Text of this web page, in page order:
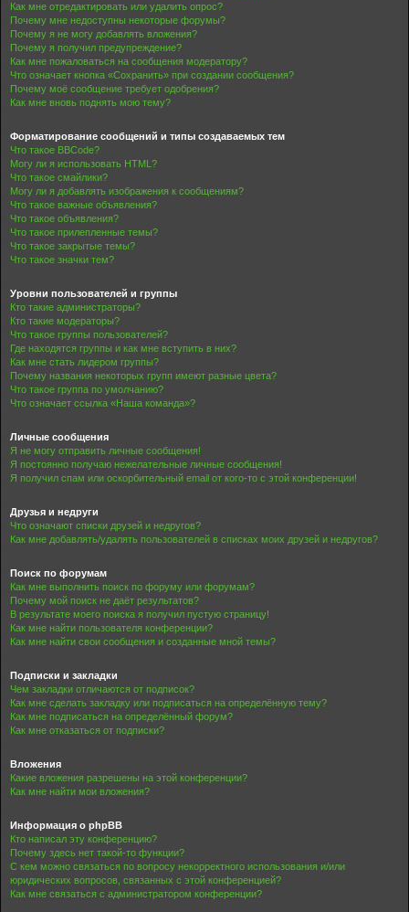
Как мне отредактировать или удалить опрос?
Почему мне недоступны некоторые форумы?
Почему я не могу добавлять вложения?
Почему я получил предупреждение?
Как мне пожаловаться на сообщения модератору?
Что означает кнопка «Сохранить» при создании сообщения?
Почему моё сообщение требует одобрения?
Как мне вновь поднять мою тему?
Форматирование сообщений и типы создаваемых тем
Что такое BBCode?
Могу ли я использовать HTML?
Что такое смайлики?
Могу ли я добавлять изображения к сообщениям?
Что такое важные объявления?
Что такое объявления?
Что такое прилепленные темы?
Что такое закрытые темы?
Что такое значки тем?
Уровни пользователей и группы
Кто такие администраторы?
Кто такие модераторы?
Что такое группы пользователей?
Где находятся группы и как мне вступить в них?
Как мне стать лидером группы?
Почему названия некоторых групп имеют разные цвета?
Что такое группа по умолчанию?
Что означает ссылка «Наша команда»?
Личные сообщения
Я не могу отправить личные сообщения!
Я постоянно получаю нежелательные личные сообщения!
Я получил спам или оскорбительный email от кого-то с этой конференции!
Друзья и недруги
Что означают списки друзей и недругов?
Как мне добавлять/удалять пользователей в списках моих друзей и недругов?
Поиск по форумам
Как мне выполнить поиск по форуму или форумам?
Почему мой поиск не даёт результатов?
В результате моего поиска я получил пустую страницу!
Как мне найти пользователя конференции?
Как мне найти свои сообщения и созданные мной темы?
Подписки и закладки
Чем закладки отличаются от подписок?
Как мне сделать закладку или подписаться на определённую тему?
Как мне подписаться на определённый форум?
Как мне отказаться от подписки?
Вложения
Какие вложения разрешены на этой конференции?
Как мне найти мои вложения?
Информация о phpBB
Кто написал эту конференцию?
Почему здесь нет такой-то функции?
С кем можно связаться по вопросу некорректного использования и/или
юридических вопросов, связанных с этой конференцией?
Как мне связаться с администратором конференции?